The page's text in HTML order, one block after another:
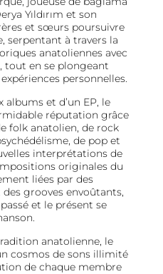
Yıldırım et son
et sœurs poursuivre
serpentant à travers la
anatoliennes avec
tout en se plongeant
personnelles.
albums et d’un EP, le
réputation grâce
folk anatolien, de rock
de pop et
interprétations de
originales du
liées par des
grooves envoûtants,
et le présent se
anatolienne, le
cosmos de sons illimité
de chaque membre